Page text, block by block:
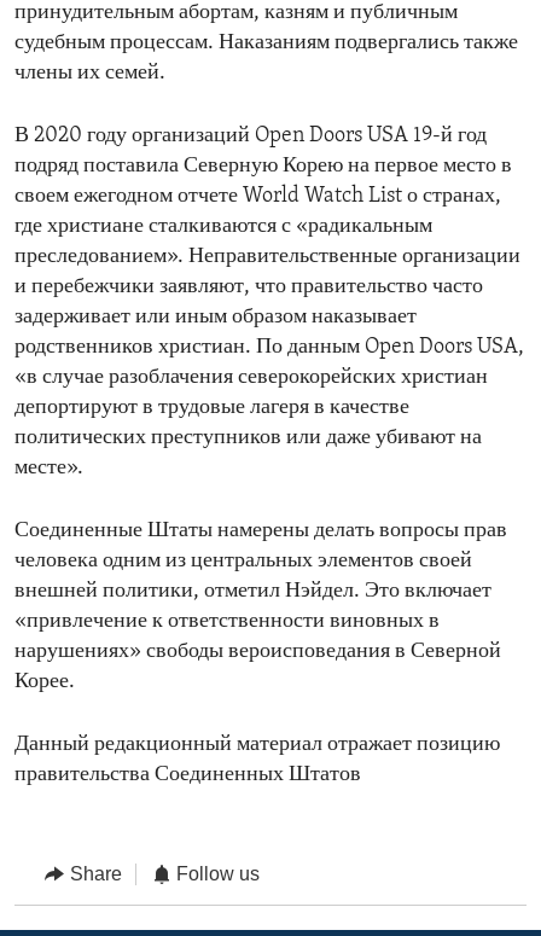
принудительным абортам, казням и публичным
судебным процессам. Наказаниям подвергались также
члены их семей.
В 2020 году организаций Open Doors USA 19-й год
подряд поставила Северную Корею на первое место в
своем ежегодном отчете World Watch List о странах,
где христиане сталкиваются с «радикальным
преследованием». Неправительственные организации
и перебежчики заявляют, что правительство часто
задерживает или иным образом наказывает
родственников христиан. По данным Open Doors USA,
«в случае разоблачения северокорейских христиан
депортируют в трудовые лагеря в качестве
политических преступников или даже убивают на
месте».
Соединенные Штаты намерены делать вопросы прав
человека одним из центральных элементов своей
внешней политики, отметил Нэйдел. Это включает
«привлечение к ответственности виновных в
нарушениях» свободы вероисповедания в Северной
Корее.
Данный редакционный материал отражает позицию
правительства Соединенных Штатов
Share Follow us